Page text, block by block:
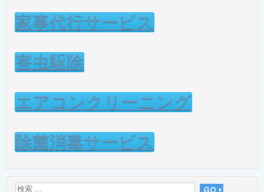
家事代行サービス
害虫駆除
エアコンクリーニング
除菌消毒サービス